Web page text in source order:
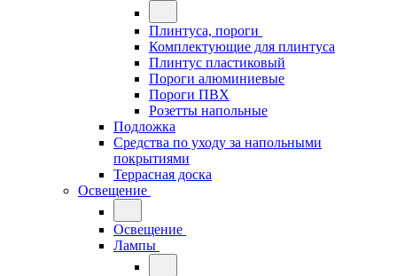
Плинтуса, пороги
Комплектующие для плинтуса
Плинтус пластиковый
Пороги алюминиевые
Пороги ПВХ
Розетты напольные
Подложка
Средства по уходу за напольными
покрытиями
Террасная доска
Освещение
Освещение
Лампы